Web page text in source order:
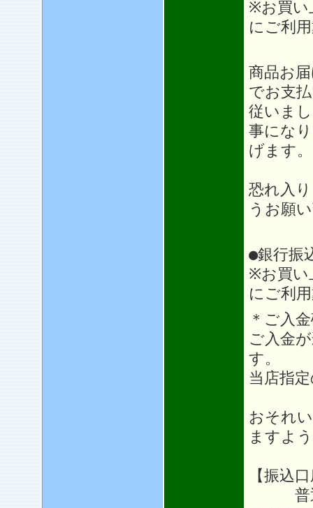
※お買い
にご利
商品お
でお支
従いま
事にな
げます。
恐れ入
うお願
●銀行振
※お買い
にご利
＊ご入
ご入金
す。
当店指
おそれ
ますよ
【振込
普通